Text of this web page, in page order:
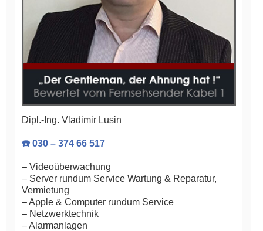
Dipl.-Ing. Vladimir Lusin
☎️ 030 – 374 66 517
– Videoüberwachung
– Server rundum Service Wartung & Reparatur,
Vermietung
– Apple & Computer rundum Service
– Netzwerktechnik
– Alarmanlagen